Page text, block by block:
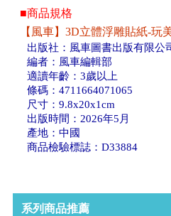
■商品規格
【風車】3D立體浮雕貼紙-玩
出版社：風車圖書出版有限公
編者：風車編輯部
適讀年齡：3歲以上
條碼：4711664071065
尺寸：9.8x20x1cm
出版時間：2026年5月
產地：中國
商品檢驗標誌：D33884
系列商品推薦